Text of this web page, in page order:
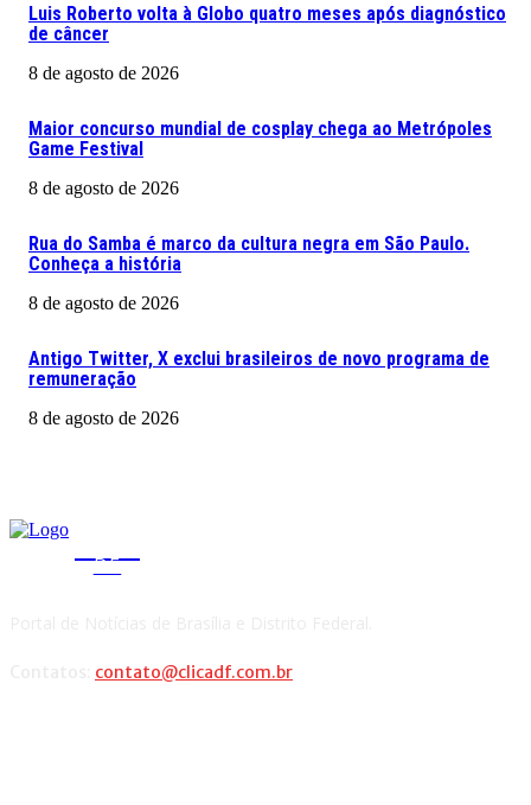
Luis Roberto volta à Globo quatro meses após diagnóstico
de câncer
8 de agosto de 2026
Maior concurso mundial de cosplay chega ao Metrópoles
Game Festival
8 de agosto de 2026
Rua do Samba é marco da cultura negra em São Paulo.
Conheça a história
8 de agosto de 2026
Antigo Twitter, X exclui brasileiros de novo programa de
remuneração
8 de agosto de 2026
DF
contato@clicadf.com.br